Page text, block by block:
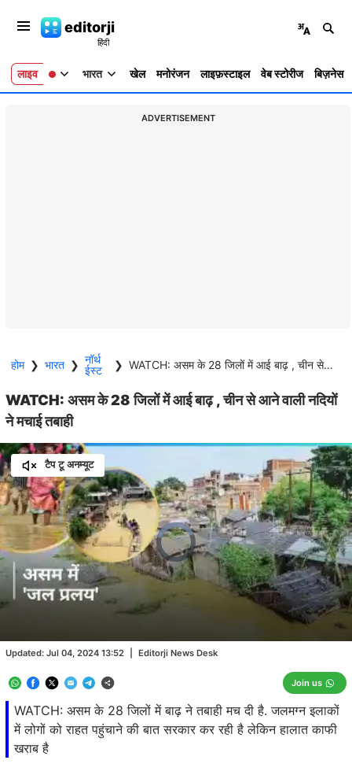
editorji
लाइव भारत खेल मनोरंजन लाइफ़स्टाइल वेब स्टोरीज बिज़नेस
ADVERTISEMENT
होम ❯ भारत ❯ नॉर्थ
ईस्ट
❯ WATCH: असम के 28 जिलों में आई बाढ़ , चीन से आने वाली नदियों ने मचाई तबाही
WATCH: असम के 28 जिलों में आई बाढ़ , चीन से आने वाली नदियों
ने मचाई तबाही
WATCH: असम के 28 जिलों में बाढ़ ने तबाही मच दी है. जलमग्न इलाकों
में लोगों को राहत पहुंचाने की बात सरकार कर रही है लेकिन हालात काफी
खराब है
Updated: Jul 04, 2024 13:52 Editorji News Desk
Join us
टैप टू अनम्यूट
Video
Player
is
loading.